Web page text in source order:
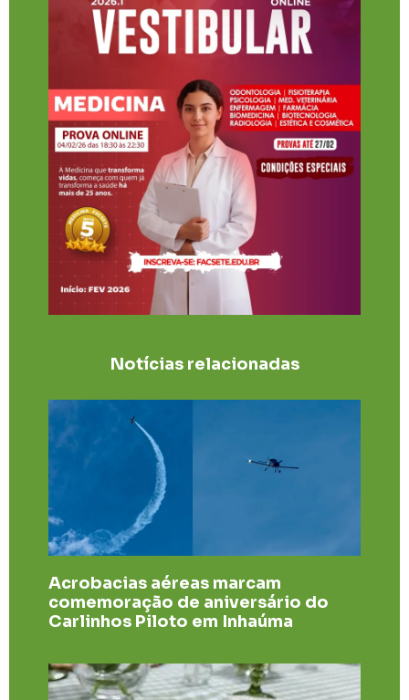
Notícias relacionadas
Acrobacias aéreas marcam
comemoração de aniversário do
Carlinhos Piloto em Inhaúma